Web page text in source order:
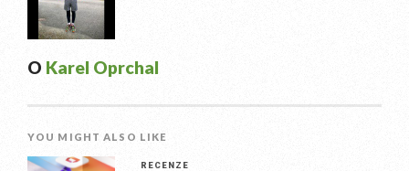
O Karel Oprchal
YOU MIGHT ALSO LIKE
RECENZE